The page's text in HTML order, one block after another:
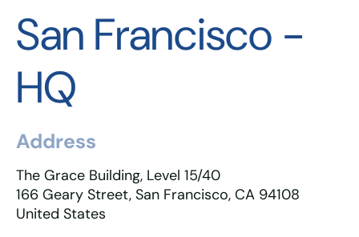
San Francisco -
HQ
Address
The Grace Building, Level 15/40
166 Geary Street, San Francisco, CA 94108
United States